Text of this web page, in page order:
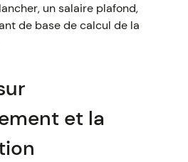
un salaire plafond,
de base de calcul de la
et la